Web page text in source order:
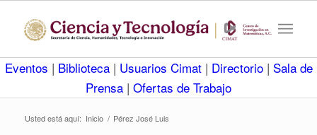
Eventos | Biblioteca | Usuarios Cimat | Directorio | Sala de
Prensa | Ofertas de Trabajo
Usted está aquí: Inicio / Pérez José Luis